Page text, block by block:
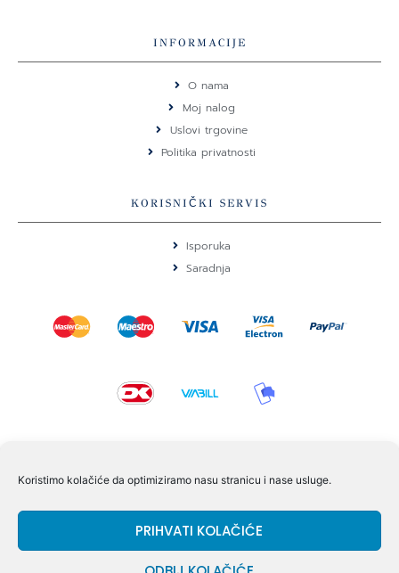
Koristimo kolačiće da optimiziramo nasu stranicu i nase usluge.
PRIHVATI KOLAČIĆE
e
b
o
o
k
t
a
g
r
a
m
INFORMACIJE
O nama
Moj nalog
Uslovi trgovine
Politika privatnosti
KORISNIČKI SERVIS
Isporuka
Saradnja
Volmersvej 11 6000 Kolding Danska
+45 60609846